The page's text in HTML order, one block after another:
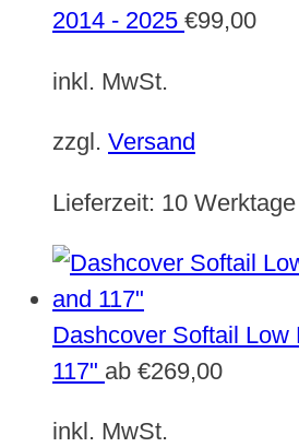
2014 - 2025 €99,00
inkl. MwSt.
zzgl. Versand
Lieferzeit: 10 Werktage
Dashcover Softail Low
117" ab €269,00
inkl. MwSt.